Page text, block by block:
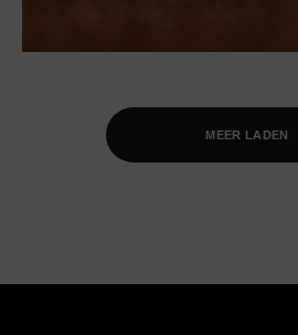
MEER LADEN